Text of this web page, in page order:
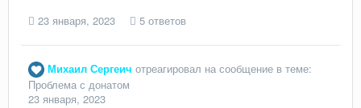
23 января, 2023
5 ответов
Михаил Сергеич отреагировал на сообщение в теме:
Проблема с донатом
23 января, 2023